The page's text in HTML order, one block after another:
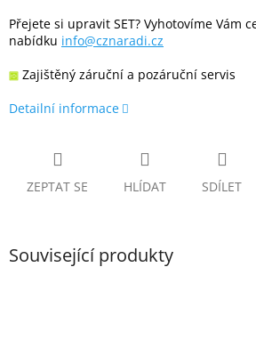
Přejete si upravit SET? Vyhotovíme Vám
nabídku info@cznaradi.cz
Zajištěný záruční a pozáruční servis
Detailní informace
ZEPTAT SE HLÍDAT SDÍLET
Související produkty